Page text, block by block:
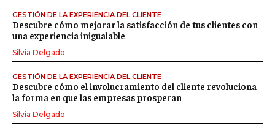
GESTIÓN DE LA EXPERIENCIA DEL CLIENTE
Descubre cómo mejorar la satisfacción de tus clientes con
una experiencia inigualable
Silvia Delgado
GESTIÓN DE LA EXPERIENCIA DEL CLIENTE
Descubre cómo el involucramiento del cliente revoluciona
la forma en que las empresas prosperan
Silvia Delgado